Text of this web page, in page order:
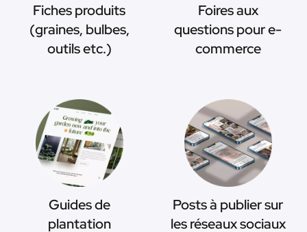
Fiches produits
(graines, bulbes,
outils etc.)
Foires aux
questions pour e-
commerce
Guides de
plantation
Posts à publier sur
les réseaux sociaux